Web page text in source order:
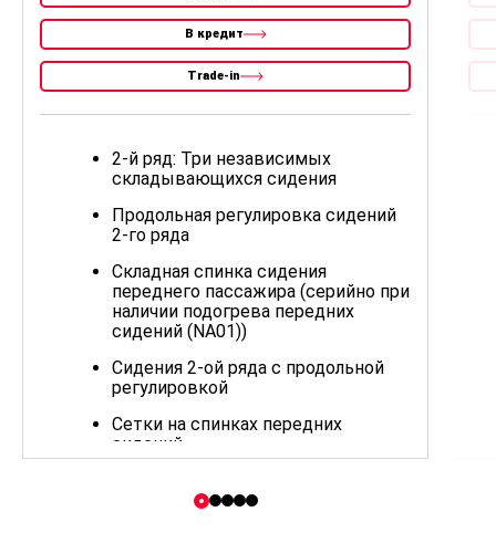
В кредит
Trade-in
2-й ряд: Три независимых
складывающихся сидения
Продольная регулировка сидений
2-го ряда
Складная спинка сидения
переднего пассажира (серийно при
наличии подогрева передних
сидений (NA01))
Сидения 2-ой ряда с продольной
регулировкой
Сетки на спинках передних
сидений
функцией анти-зажим